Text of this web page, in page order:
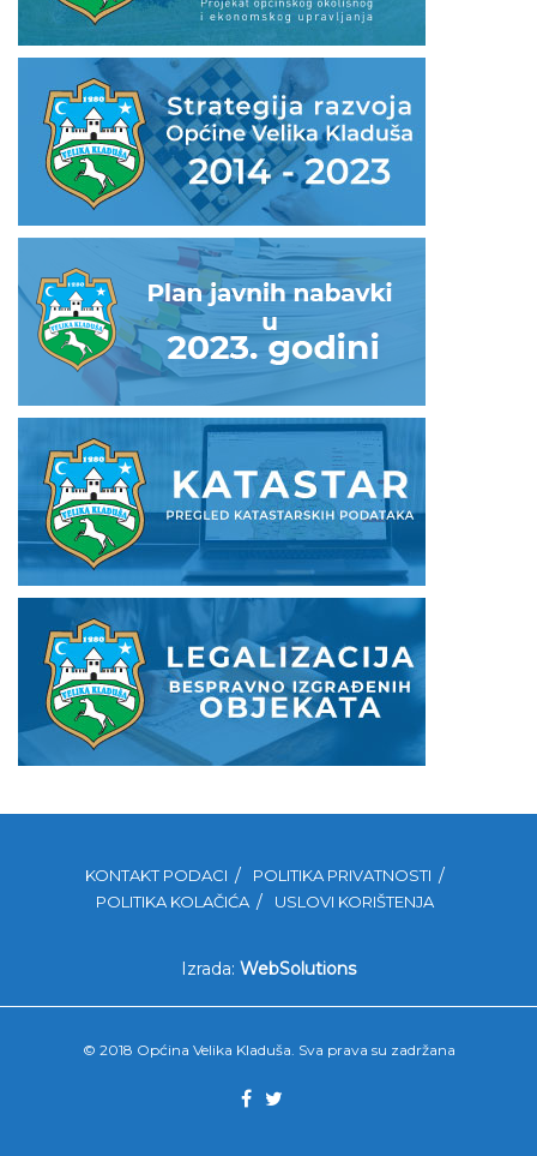
KONTAKT PODACI
POLITIKA PRIVATNOSTI
POLITIKA KOLAČIĆA
USLOVI KORIŠTENJA
Izrada: WebSolutions
© 2018 Općina Velika Kladuša. Sva prava su zadržana